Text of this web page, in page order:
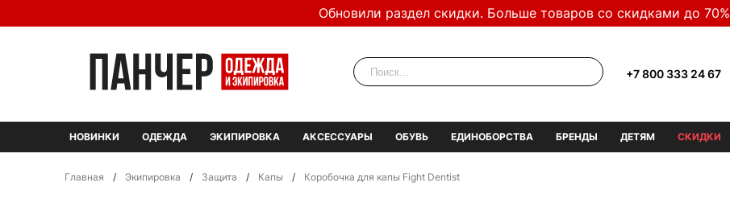
Обновили раздел скидки. Больше товаров со скидками до 70%
+7 800 333 24 67
НОВИНКИ ОДЕЖДА ЭКИПИРОВКА АКСЕССУАРЫ ОБУВЬ ЕДИНОБОРСТВА БРЕНДЫ ДЕТЯМ СКИДКИ
Главная / Экипировка / Защита / Капы / Коробочка для капы Fight Dentist